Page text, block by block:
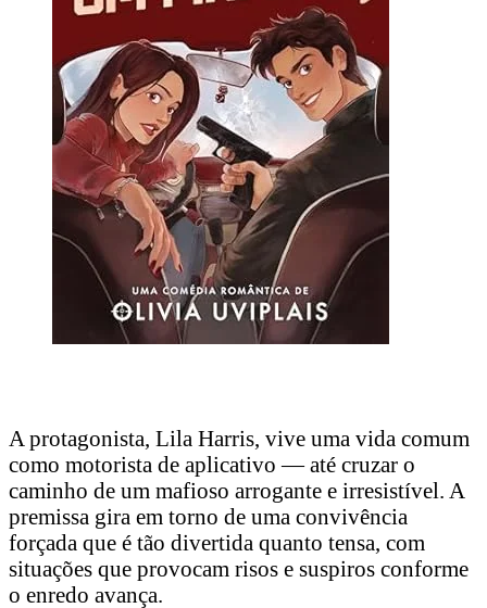
A protagonista, Lila Harris, vive uma vida comum
como motorista de aplicativo — até cruzar o
caminho de um mafioso arrogante e irresistível. A
premissa gira em torno de uma convivência
forçada que é tão divertida quanto tensa, com
situações que provocam risos e suspiros conforme
o enredo avança.